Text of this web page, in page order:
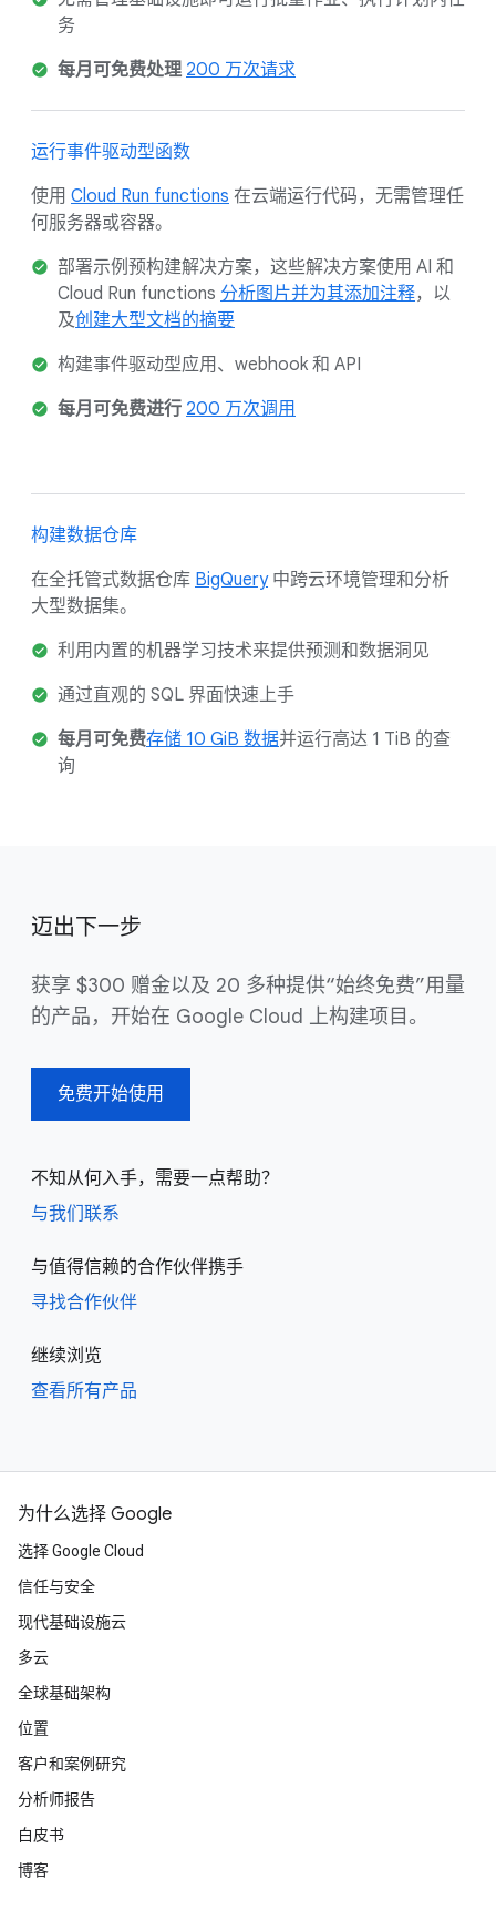
务
每月可免费处理 200 万次请求
运行事件驱动型函数
使用 Cloud Run functions 在云端运行代码，无需管理任
何服务器或容器。
部署示例预构建解决方案，这些解决方案使用 AI 和
Cloud Run functions 分析图片并为其添加注释，以
及创建大型文档的摘要
构建事件驱动型应用、webhook 和 API
每月可免费进行 200 万次调用
构建数据仓库
在全托管式数据仓库 BigQuery中跨云环境管理和分析
大型数据集。
利用内置的机器学习技术来提供预测和数据洞见
通过直观的 SQL 界面快速上手
每月可免费存储 10 GiB 数据并运行高达 1 TiB 的查
询
迈出下一步
获享 $300 赠金以及 20 多种提供“始终免费”用量
的产品，开始在 Google Cloud 上构建项目。
免费开始使用
不知从何入手，需要一点帮助？
与我们联系
与值得信赖的合作伙伴携手
寻找合作伙伴
继续浏览
查看所有产品
为什么选择 Google
选择 Google Cloud
信任与安全
现代基础设施云
多云
全球基础架构
位置
客户和案例研究
分析师报告
白皮书
博客